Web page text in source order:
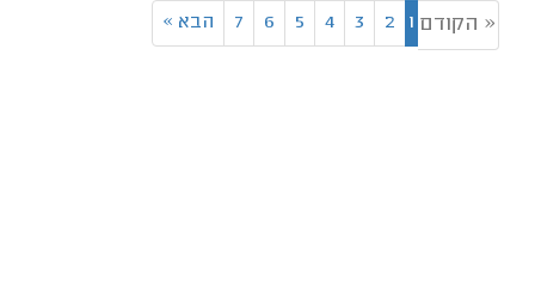
« הקודם 1
2
3
4
5
6
7 הבא »